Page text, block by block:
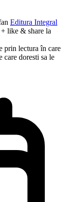
Editura Integral
like & share la
prin lectura în care
care doresti sa le